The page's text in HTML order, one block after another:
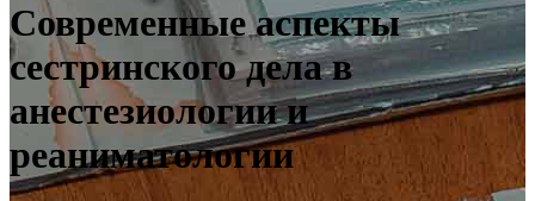
Современные аспекты
сестринского дела в
анестезиологии и
реаниматологии